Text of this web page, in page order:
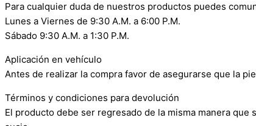
Para cualquier duda de nuestros productos puedes
Lunes a Viernes de 9:30 A.M. a 6:00 P.M.
Sábado 9:30 A.M. a 1:30 P.M.
Aplicación en vehículo
Antes de realizar la compra favor de asegurarse que la
Términos y condiciones para devolución
El producto debe ser regresado de la misma manera